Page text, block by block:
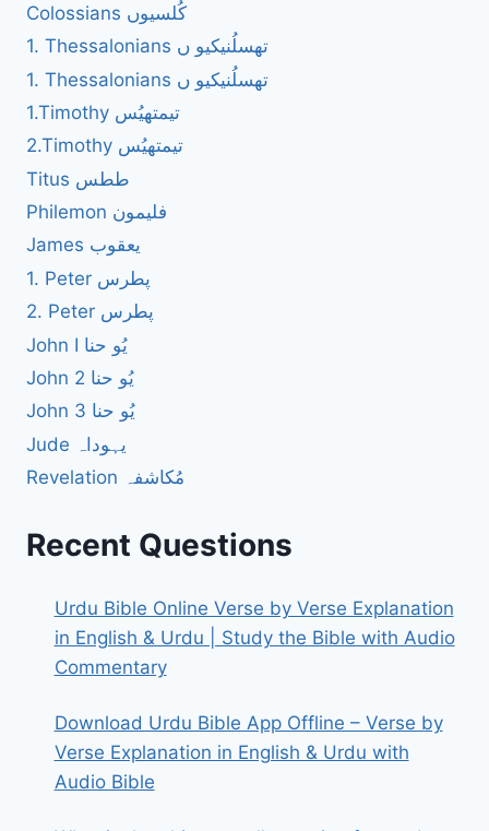
Colossians کُلسیوں
1. Thessalonians تھسلُنیکیو ں
1. Thessalonians تھسلُنیکیو ں
1.Timothy تیمتھیُس
2.Timothy تیمتھیُس
Titus ططس
Philemon فلیمون
James یعقوب
1. Peter پطرس
2. Peter پطرس
John I یُو حنا
John 2 یُو حنا
John 3 یُو حنا
Jude یہوداہ
Revelation مُکاشفہ
Recent Questions
Urdu Bible Online Verse by Verse Explanation
in English & Urdu | Study the Bible with Audio
Commentary
Download Urdu Bible App Offline – Verse by
Verse Explanation in English & Urdu with
Audio Bible